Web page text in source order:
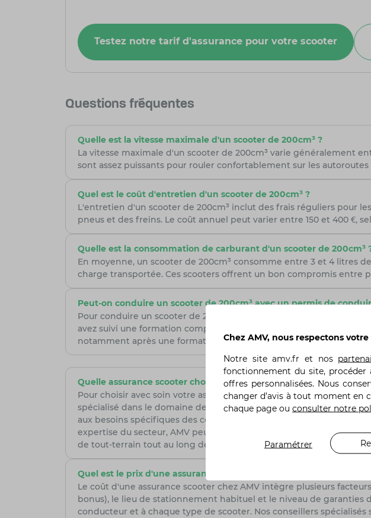
Testez notre tarif d'assurance pour votre scooter
Questions fréquentes
Quelle est la vitesse maximale d'un scooter de 200cm³ ?
La vitesse maximale d'un scooter de 200cm³ varie généralement
sont assez puissants pour rouler confortablement sur les
Quel est le coût d'entretien d'un scooter de 200cm³ ?
L'entretien d'un scooter de 200cm³ inclut des frais réguliers pour
pneus et des freins. Le coût annuel peut varier entre 150 et 400 €,
Quelle est la consommation de carburant d'un scooter de 200cm³
En moyenne, un scooter de 200cm³ consomme entre 3 et 4 litres
charge transportée. Ces scooters offrent un bon compromis entre
Peut-on conduire un scooter de 200cm³ avec un permis de
Pour conduire un scooter de 200cm³, il est nécessaire de
avez suivi une formation complémentaire. Le permis B peut
notamment après une formation de 7 heures.
Quelle assurance scooter choisir ?
Pour choisir avec soin votre assurance scooter, il est primordial de
spécialisé dans le domaine de la moto, est une option à prendre
aux besoins spécifiques des conducteurs de scooter, assurant
expertise du secteur, AMV peut offrir des services sur mesure et
de tout-terrain tout au long de leurs aventures sur la route.
Quel est le prix d'une assurance scooter ?
Le coût d'une assurance scooter chez AMV intègre plusieurs
bonus), le lieu de stationnement habituel et le niveau de garanties
conducteur et à chaque type de scooter. Nos conseillers
Chez AMV, nous respectons
Notre siteamv.fr et nos
fonctionnement du site, procéder
offres personnalisées. Nous
changer d’avis à tout moment en
chaque page ou consulter notre
Paramétrer